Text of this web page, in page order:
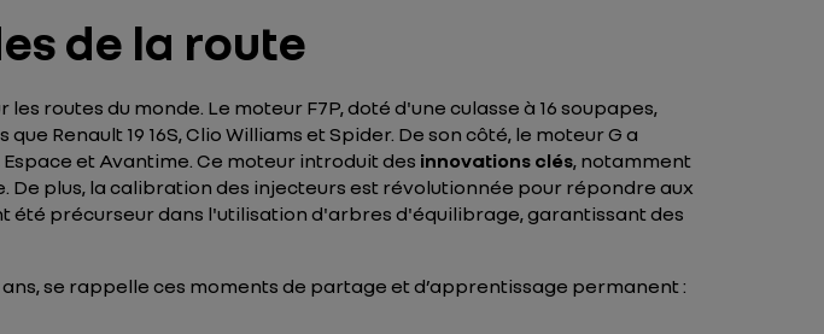
de la route
routes du monde. Le moteur F7P, doté d'une culasse à 16 soupapes,
Renault 19 16S, Clio Williams et Spider. De son côté, le moteur G a
et Avantime. Ce moteur introduit des innovations clés, notamment
plus, la calibration des injecteurs est révolutionnée pour répondre aux
été précurseur dans l'utilisation d'arbres d'équilibrage, garantissant des
se rappelle ces moments de partage et d’apprentissage permanent :